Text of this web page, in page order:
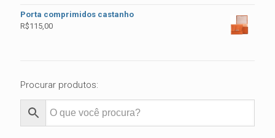
Porta comprimidos castanho
R$115,00
Procurar produtos: